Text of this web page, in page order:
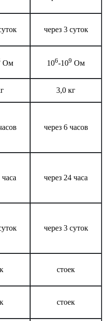
через 3 суток
Ом 106-109 Ом
3,0 кг
через 6 часов
через 24 часа
через 3 суток
стоек
стоек